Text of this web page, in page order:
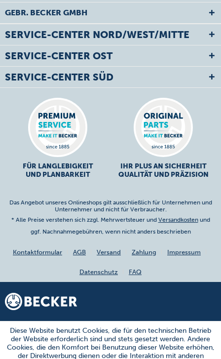
GEBR. BECKER GMBH
SERVICE-CENTER NORD/WEST/MITTE
SERVICE-CENTER OST
SERVICE-CENTER SÜD
FÜR LANGLEBIGKEIT
UND PLANBARKEIT
IHR PLUS AN SICHERHEIT
QUALITÄT UND PRÄZISION
Das Angebot unseres Onlineshops gilt ausschließlich für Unternehmen und
Unternehmer und nicht für Verbraucher.
* Alle Preise verstehen sich zzgl. Mehrwertsteuer und Versandkostenund
ggf. Nachnahmegebühren, wenn nicht anders beschrieben
Kontaktformular AGB Versand Zahlung Impressum
Datenschutz FAQ
Diese Website benutzt Cookies, die für den technischen Betrieb
der Website erforderlich sind und stets gesetzt werden. Andere
Cookies, die den Komfort bei Benutzung dieser Website erhöhen,
der Direktwerbung dienen oder die Interaktion mit anderen